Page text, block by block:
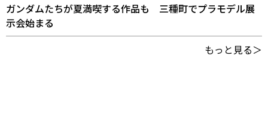
ガンダムたちが夏満喫する作品も 三種町でプラモデル展
示会始まる
もっと見る＞